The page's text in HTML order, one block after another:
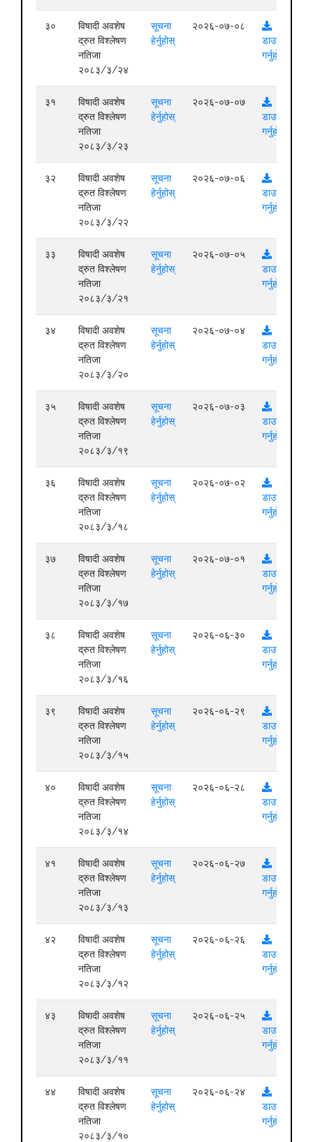
३०
विषादी अवशेष
द्रुत विश्लेषण
नतिजा
२०८३/३/२४
सूचना
हेर्नुहोस्
२०२६-०७-०८
डाउनलोड
गर्नुहोस्
३१
विषादी अवशेष
द्रुत विश्लेषण
नतिजा
२०८३/३/२३
सूचना
हेर्नुहोस्
२०२६-०७-०७
डाउनलोड
गर्नुहोस्
३२
विषादी अवशेष
द्रुत विश्लेषण
नतिजा
२०८३/३/२२
सूचना
हेर्नुहोस्
२०२६-०७-०६
डाउनलोड
गर्नुहोस्
३३
विषादी अवशेष
द्रुत विश्लेषण
नतिजा
२०८३/३/२१
सूचना
हेर्नुहोस्
२०२६-०७-०५
डाउनलोड
गर्नुहोस्
३४
विषादी अवशेष
द्रुत विश्लेषण
नतिजा
२०८३/३/२०
सूचना
हेर्नुहोस्
२०२६-०७-०४
डाउनलोड
गर्नुहोस्
३५
विषादी अवशेष
द्रुत विश्लेषण
नतिजा
२०८३/३/१९
सूचना
हेर्नुहोस्
२०२६-०७-०३
डाउनलोड
गर्नुहोस्
३६
विषादी अवशेष
द्रुत विश्लेषण
नतिजा
२०८३/३/१८
सूचना
हेर्नुहोस्
२०२६-०७-०२
डाउनलोड
गर्नुहोस्
३७
विषादी अवशेष
द्रुत विश्लेषण
नतिजा
२०८३/३/१७
सूचना
हेर्नुहोस्
२०२६-०७-०१
डाउनलोड
गर्नुहोस्
३८
विषादी अवशेष
द्रुत विश्लेषण
नतिजा
२०८३/३/१६
सूचना
हेर्नुहोस्
२०२६-०६-३०
डाउनलोड
गर्नुहोस्
३९
विषादी अवशेष
द्रुत विश्लेषण
नतिजा
२०८३/३/१५
सूचना
हेर्नुहोस्
२०२६-०६-२९
डाउनलोड
गर्नुहोस्
४०
विषादी अवशेष
द्रुत विश्लेषण
नतिजा
२०८३/३/१४
सूचना
हेर्नुहोस्
२०२६-०६-२८
डाउनलोड
गर्नुहोस्
४१
विषादी अवशेष
द्रुत विश्लेषण
नतिजा
२०८३/३/१३
सूचना
हेर्नुहोस्
२०२६-०६-२७
डाउनलोड
गर्नुहोस्
४२
विषादी अवशेष
द्रुत विश्लेषण
नतिजा
२०८३/३/१२
सूचना
हेर्नुहोस्
२०२६-०६-२६
डाउनलोड
गर्नुहोस्
४३
विषादी अवशेष
द्रुत विश्लेषण
नतिजा
२०८३/३/११
सूचना
हेर्नुहोस्
२०२६-०६-२५
डाउनलोड
गर्नुहोस्
४४
विषादी अवशेष
द्रुत विश्लेषण
नतिजा
२०८३/३/१०
सूचना
हेर्नुहोस्
२०२६-०६-२४
डाउनलोड
गर्नुहोस्